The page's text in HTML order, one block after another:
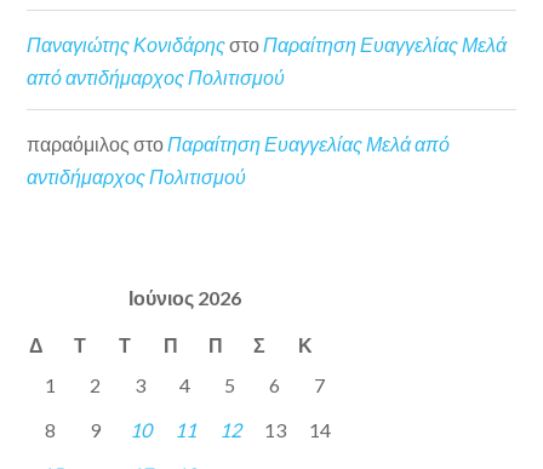
Παναγιώτης Κονιδάρηςστο Παραίτηση Ευαγγελίας Μελά
από αντιδήμαρχος Πολιτισμού
παραόμιλος στο Παραίτηση Ευαγγελίας Μελά από
αντιδήμαρχος Πολιτισμού
Ιούνιος 2026
Δ Τ Τ Π Π Σ Κ
1 2 3 4 5 6
7
8
9 10 11 12 13
14